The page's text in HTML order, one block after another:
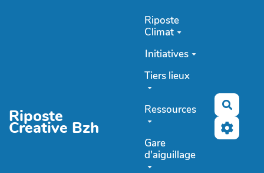
Riposte
Creative Bzh
Riposte
Climat
Initiatives
Tiers lieux
Ressources
Gare
d'aiguillage